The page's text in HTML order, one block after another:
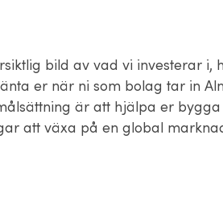
bild av vad vi investerar i,
er när ni som bolag tar in
är att hjälpa er
att växa på en global